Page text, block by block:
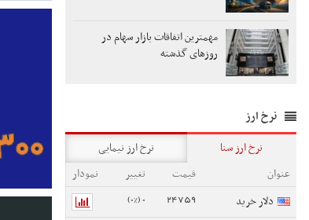
مهمترین اتفاقات بازار سهام در
روزهای گذشته
نرخ ارز
نرخ ارز سنا
نرخ ارز نیمایی
عنوان
قیمت تغییر
نمودار
دلار خرید
24759
0 (0%)